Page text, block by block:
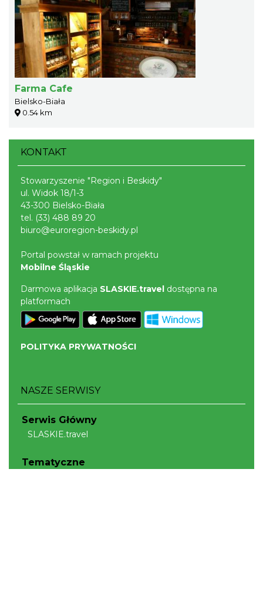
Farma Cafe
Bielsko-Biała
0.54 km
KONTAKT
Stowarzyszenie "Region i Beskidy"
ul. Widok 18/1-3
43-300 Bielsko-Biała
tel. (33) 488 89 20
biuro@euroregion-beskidy.pl
Portal powstał w ramach projektu
Mobilne Śląskie
Darmowa aplikacja SLASKIE.travel dostępna na
platformach
POLITYKA PRYWATNOŚCI
NASZE SERWISY
Serwis Główny
SLASKIE.travel
Tematyczne